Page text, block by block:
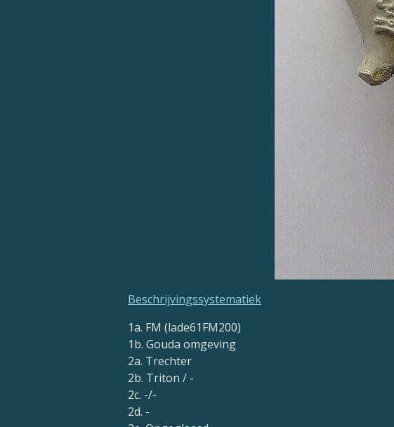
Beschrijvingssystematiek
1a. FM (lade61FM200)
1b. Gouda omgeving
2a. Trechter
2b. Triton / -
2c. -/-
2d. -